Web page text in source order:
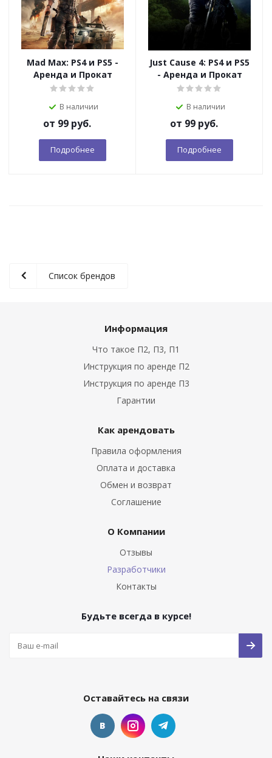
Mad Max: PS4 и PS5 -
Аренда и Прокат
В наличии
от 99 руб.
Подробнее
Just Cause 4: PS4 и PS5
- Аренда и Прокат
В наличии
от 99 руб.
Подробнее
Список брендов
Информация
Что такое П2, П3, П1
Инструкция по аренде П2
Инструкция по аренде П3
Гарантии
Как арендовать
Правила оформления
Оплата и доставка
Обмен и возврат
Соглашение
О Компании
Отзывы
Разработчики
Контакты
Будьте всегда в курсе!
Оставайтесь на связи